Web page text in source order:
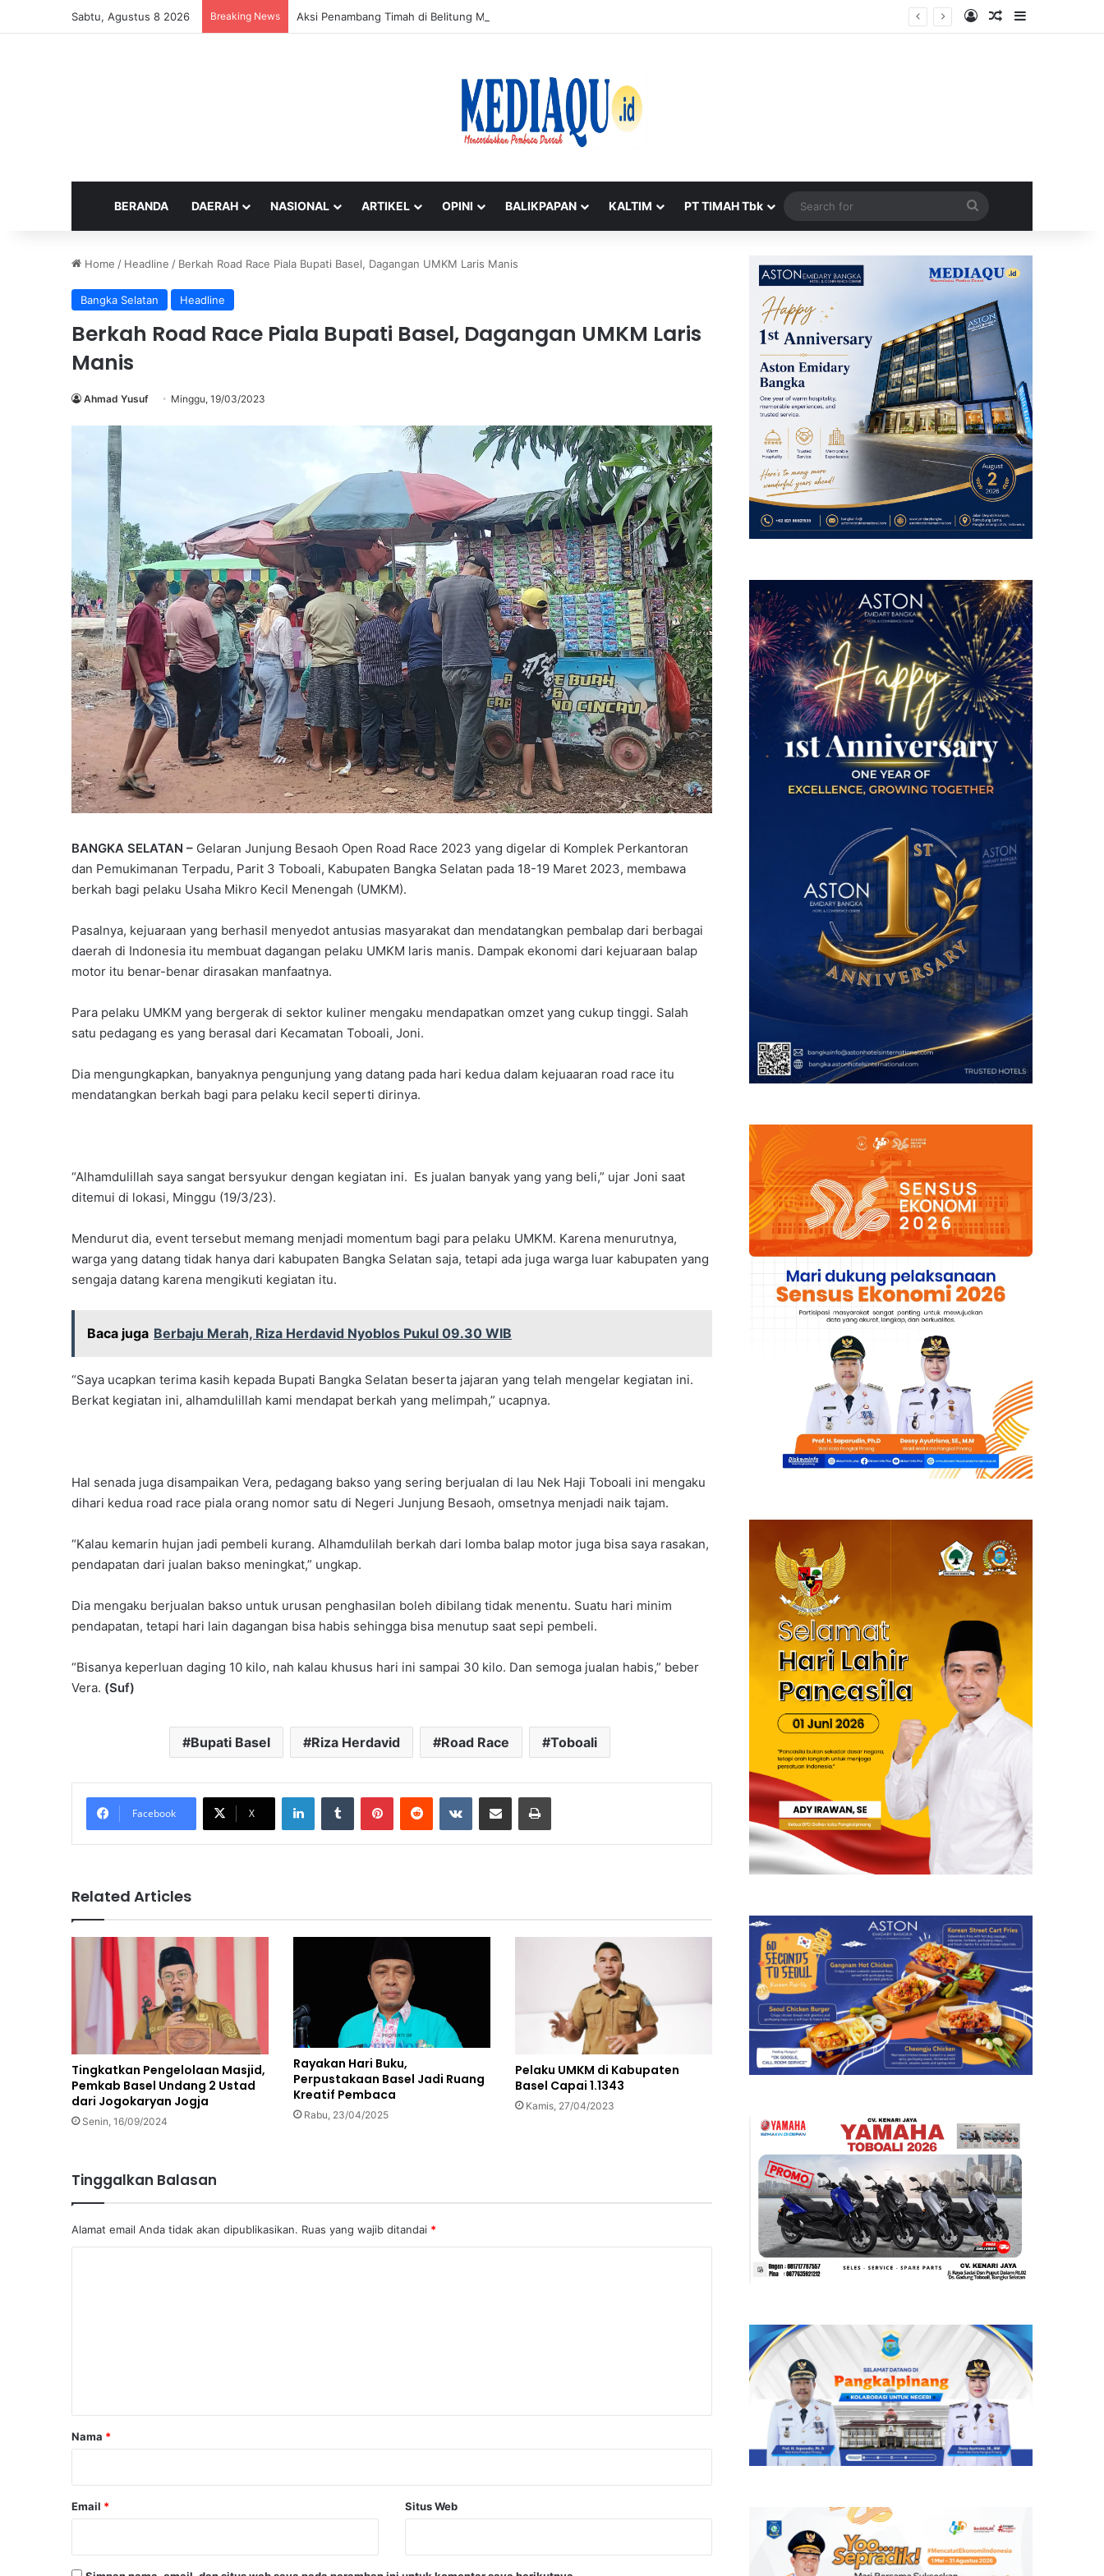
Sabtu, Agustus 8 2026 Breaking News Aksi Penambang Timah di Belitung Mengemuka, Bambang Patijaya Dorong Perpres Segera Terbit Log InRandom Article
Sidebar
BERANDA DAERAH NASIONAL ARTIKEL OPINI BALIKPAPAN KALTIM PT TIMAH Tbk
for
Home / Headline / Berkah Road Race Piala Bupati Basel, Dagangan UMKM Laris Manis
Bangka Selatan Headline
Berkah Road Race Piala Bupati Basel, Dagangan UMKM Laris
Manis
Ahmad Yusuf Minggu, 19/03/2023
BANGKA SELATAN – Gelaran Junjung Besaoh Open Road Race 2023 yang digelar di Komplek Perkantoran
dan Pemukimanan Terpadu, Parit 3 Toboali, Kabupaten Bangka Selatan pada 18-19 Maret 2023, membawa
berkah bagi pelaku Usaha Mikro Kecil Menengah (UMKM).
Pasalnya, kejuaraan yang berhasil menyedot antusias masyarakat dan mendatangkan pembalap dari berbagai
daerah di Indonesia itu membuat dagangan pelaku UMKM laris manis. Dampak ekonomi dari kejuaraan balap
motor itu benar-benar dirasakan manfaatnya.
Para pelaku UMKM yang bergerak di sektor kuliner mengaku mendapatkan omzet yang cukup tinggi. Salah
satu pedagang es yang berasal dari Kecamatan Toboali, Joni.
Dia mengungkapkan, banyaknya pengunjung yang datang pada hari kedua dalam kejuaaran road race itu
mendatangkan berkah bagi para pelaku kecil seperti dirinya.
“Alhamdulillah saya sangat bersyukur dengan kegiatan ini. Es jualan banyak yang yang beli,” ujar Joni saat
ditemui di lokasi, Minggu (19/3/23).
Mendurut dia, event tersebut memang menjadi momentum bagi para pelaku UMKM. Karena menurutnya,
warga yang datang tidak hanya dari kabupaten Bangka Selatan saja, tetapi ada juga warga luar kabupaten yang
sengaja datang karena mengikuti kegiatan itu.
Baca juga Berbaju Merah, Riza Herdavid Nyoblos Pukul 09.30 WIB
“Saya ucapkan terima kasih kepada Bupati Bangka Selatan beserta jajaran yang telah mengelar kegiatan ini.
Berkat kegiatan ini, alhamdulillah kami mendapat berkah yang melimpah,” ucapnya.
Hal senada juga disampaikan Vera, pedagang bakso yang sering berjualan di lau Nek Haji Toboali ini mengaku
dihari kedua road race piala orang nomor satu di Negeri Junjung Besaoh, omsetnya menjadi naik tajam.
“Kalau kemarin hujan jadi pembeli kurang. Alhamdulilah berkah dari lomba balap motor juga bisa saya rasakan,
pendapatan dari jualan bakso meningkat,” ungkap.
Dia mengaku berjualan bakso untuk urusan penghasilan boleh dibilang tidak menentu. Suatu hari minim
pendapatan, tetapi hari lain dagangan bisa habis sehingga bisa menutup saat sepi pembeli.
“Bisanya keperluan daging 10 kilo, nah kalau khusus hari ini sampai 30 kilo. Dan semoga jualan habis,” beber
Vera. (Suf)
Bupati Basel Riza Herdavid Road Race Toboali
Facebook X
LinkedInTumblr PinterestReddit VKontakteShare via Email Print
Related Articles
Tingkatkan Pengelolaan Masjid,
Pemkab Basel Undang 2 Ustad
dari Jogokaryan Jogja
Senin, 16/09/2024
Rayakan Hari Buku,
Perpustakaan Basel Jadi Ruang
Kreatif Pembaca
Rabu, 23/04/2025
Pelaku UMKM di Kabupaten
Basel Capai 1.1343
Kamis, 27/04/2023
Tinggalkan Balasan
Alamat email Anda tidak akan dipublikasikan. Ruas yang wajib ditandai *
r
Nama *
Email * Situs Web